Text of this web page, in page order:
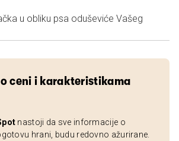
u obliku psa oduševiće Vašeg
ceni i karakteristikama
nastoji da sve informacije o
hrani, budu redovno ažurirane.